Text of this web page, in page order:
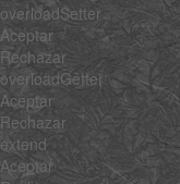
overloadSetter
Aceptar
Rechazar
overloadGetter
Aceptar
Rechazar
extend
Aceptar